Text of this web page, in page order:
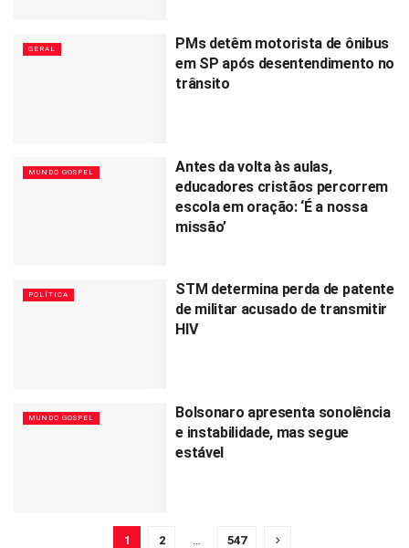
GERAL
PMs detêm motorista de ônibus
em SP após desentendimento no
trânsito
MUNDO GOSPEL
Antes da volta às aulas,
educadores cristãos percorrem
escola em oração: ‘É a nossa
missão’
POLÍTICA
STM determina perda de patente
de militar acusado de transmitir
HIV
MUNDO GOSPEL
Bolsonaro apresenta sonolência
e instabilidade, mas segue
estável
1 2 547